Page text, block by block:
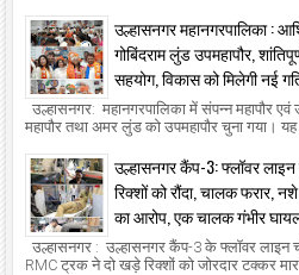
उल्हासनगर महानगरपालिका :
गोबिंदराम लुंड उपमहापौर,
सहयोग, विकास को मिलेगी नई
उल्हासनगर: महानगरपालिका में संपन्न महापौर
महापौर तथा अमर लुंड को उपमहापौर चुना गया। यह
उल्हासनगर कैंप-3: फ्लॉवर
रिक्शों को रौंदा, चालक फरार,
का आरोप, एक चालक गंभीर
उल्हासनगर : उल्हासनगर कैंप-3 के फ्लॉवर लाइन
RMC ट्रक ने दो खड़े रिक्शों को जोरदार टक्कर मार